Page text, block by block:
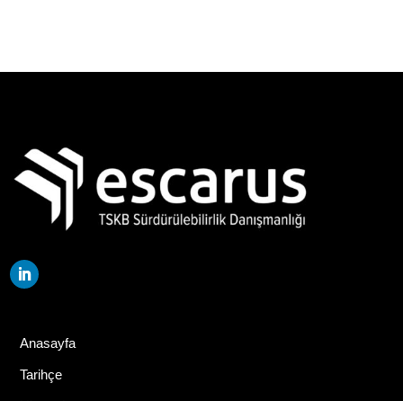
Anasayfa
Tarihçe